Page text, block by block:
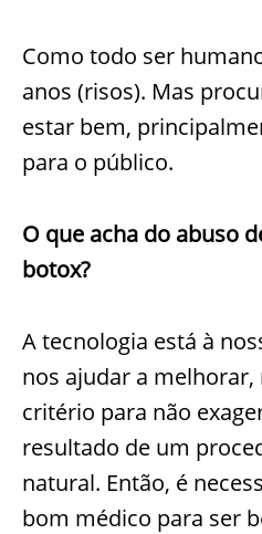
Como todo ser
anos (risos). Mas
estar bem,
para o público.
O que acha do abuso
botox?
A tecnologia está à
nos ajudar a
critério para não
resultado de um
natural. Então, é
bom médico para ser